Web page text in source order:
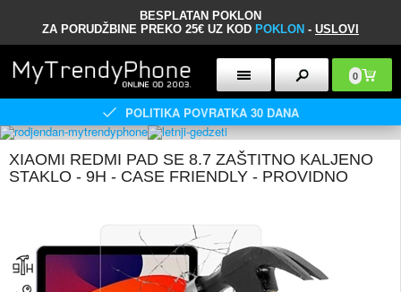
BESPLATAN POKLON
ZA PORUDŽBINE PREKO 25€ UZ KOD POKLON - USLOVI
0
POLITIKA POVRATKA 30 DANA
XIAOMI REDMI PAD SE 8.7 ZAŠTITNO KALJENO
STAKLO - 9H - CASE FRIENDLY - PROVIDNO